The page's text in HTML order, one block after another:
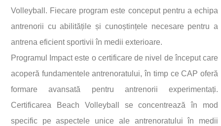
Volleyball. Fiecare program este conceput pentru a echipa
antrenorii cu abilitățile și cunoștințele necesare pentru a
antrena eficient sportivii în medii exterioare.
Programul Impact este o certificare de nivel de început care
acoperă fundamentele antrenoratului, în timp ce CAP oferă
formare avansată pentru antrenorii experimentați.
Certificarea Beach Volleyball se concentrează în mod
specific pe aspectele unice ale antrenoratului în medii